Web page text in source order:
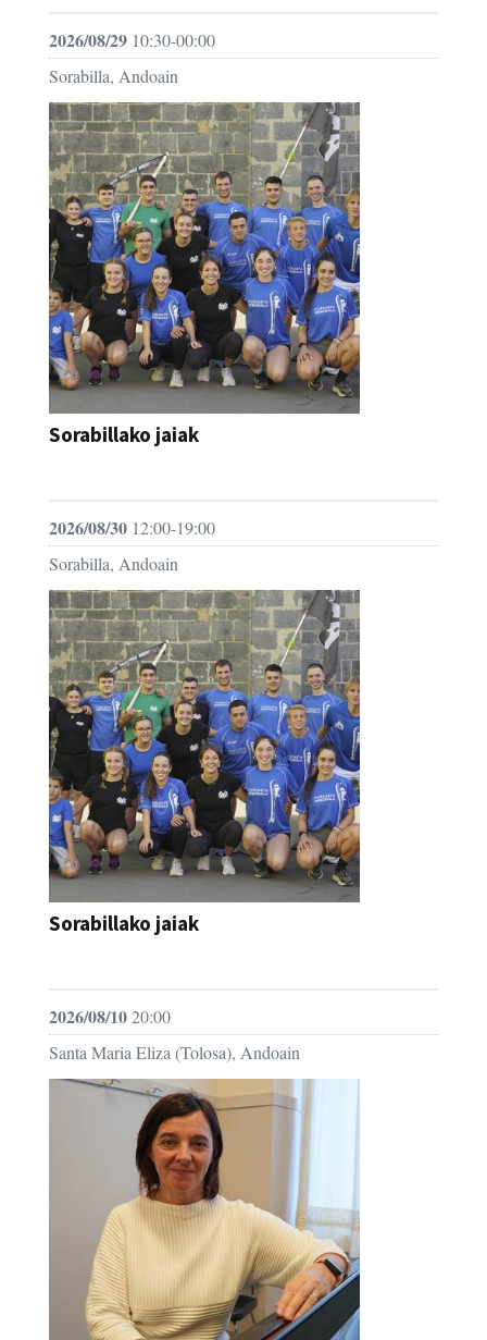
2026/08/29 10:30-00:00
Sorabilla, Andoain
Sorabillako jaiak
2026/08/30 12:00-19:00
Sorabilla, Andoain
Sorabillako jaiak
2026/08/1020:00
Santa Maria Eliza (Tolosa), Andoain